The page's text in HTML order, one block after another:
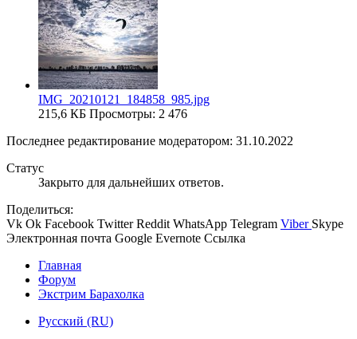
IMG_20210121_184858_985.jpg
215,6 КБ Просмотры: 2 476
Последнее редактирование модератором: 31.10.2022
Статус
Закрыто для дальнейших ответов.
Поделиться:
Vk Ok Facebook Twitter Reddit WhatsApp Telegram Viber Skype
Электронная почта Google Evernote Ссылка
Главная
Форум
Экстрим Барахолка
Русский (RU)